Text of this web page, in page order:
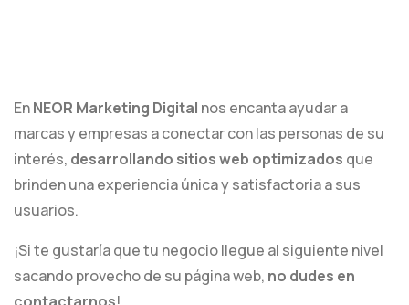
EnNEOR Marketing Digital nos encanta ayudar a
marcas y empresas a conectar con las personas de su
interés, desarrollando sitios web optimizados que
brinden una experiencia única y satisfactoria a sus
usuarios.
¡Si te gustaría que tu negocio llegue al siguiente nivel
sacando provecho de su página web, no dudes en